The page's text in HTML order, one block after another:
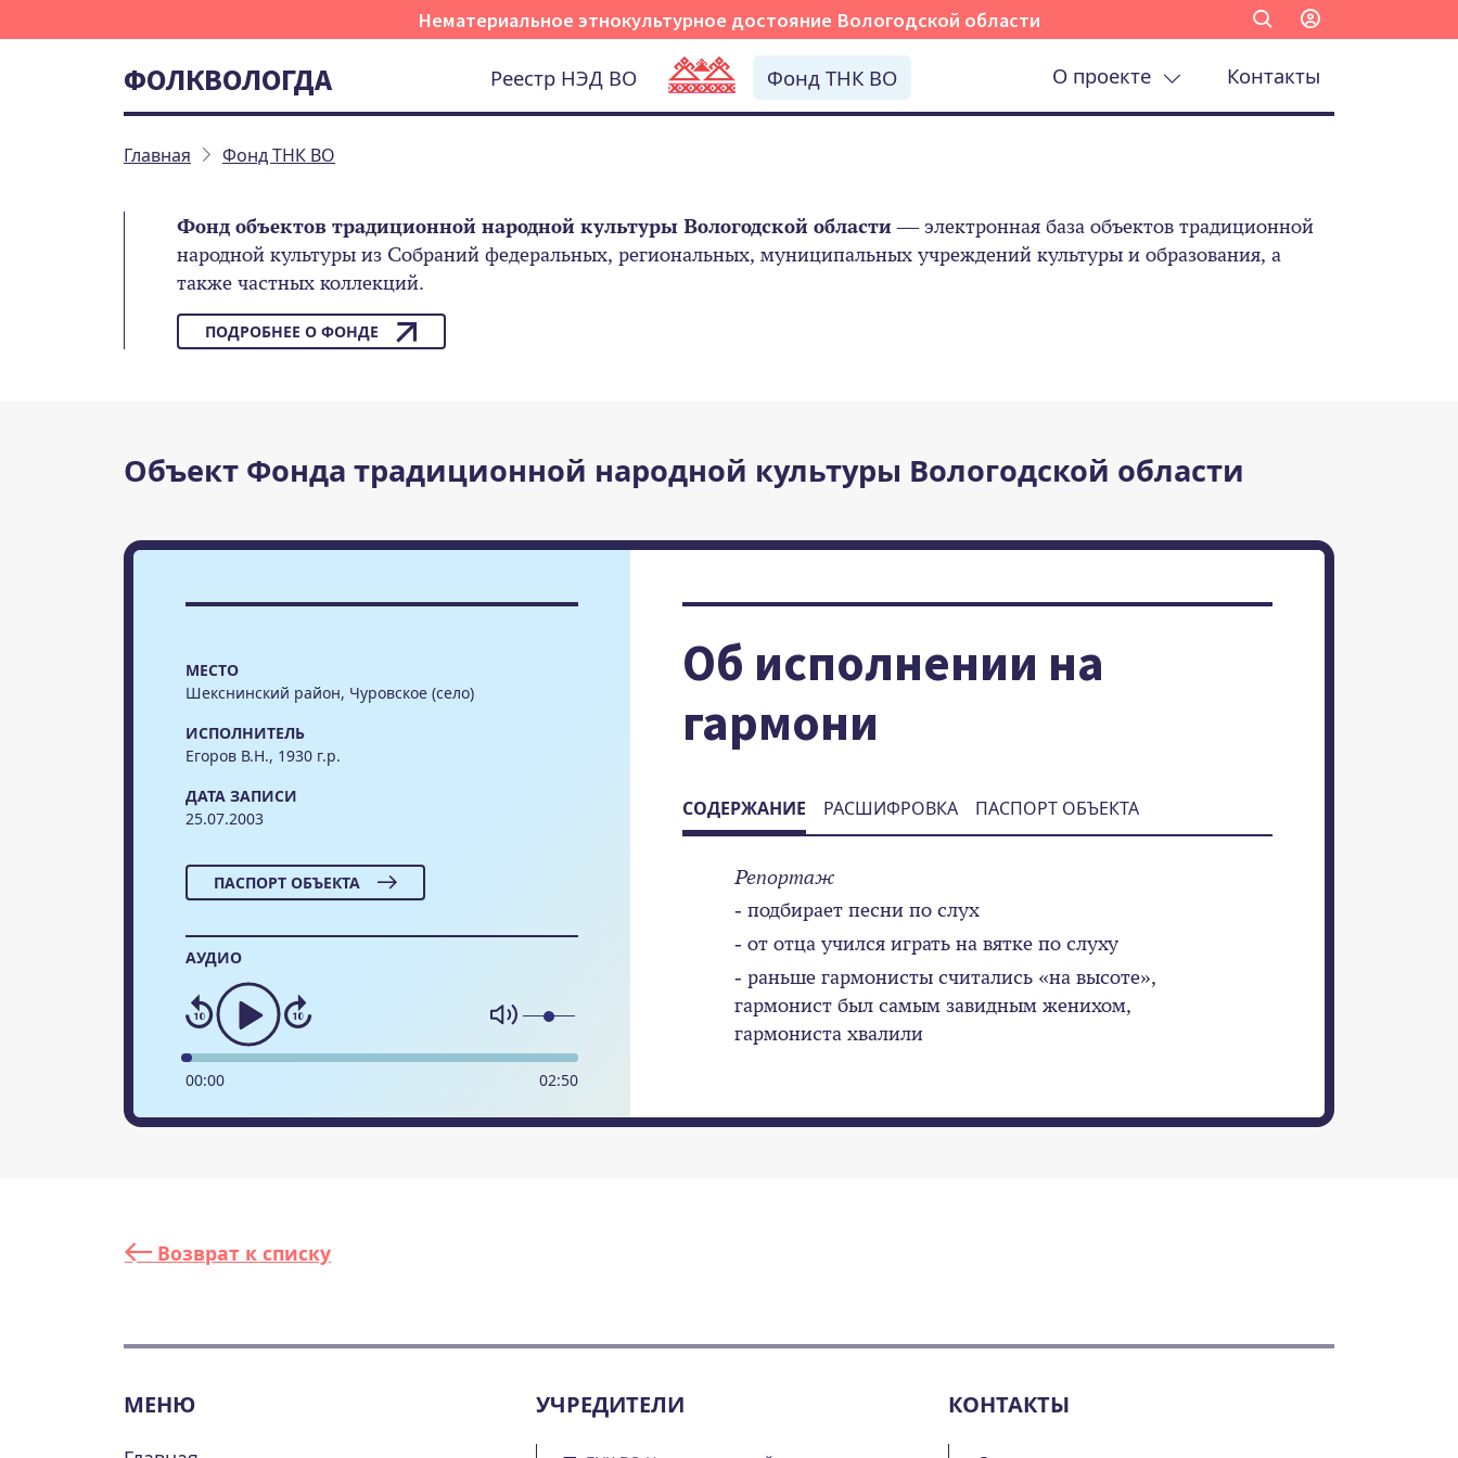
Нематериальное этнокультурное достояние Вологодской области
ФОЛКВОЛОГДА Реестр НЭД ВО Фонд ТНК ВО О проекте Контакты
Главная Фонд ТНК ВО
Фонд объектов традиционной народной культуры Вологодской области— электронная база объектов традиционной
народной культуры из Собраний федеральных, региональных, муниципальных учреждений культуры и образования, а
также частных коллекций.
ПОДРОБНЕЕ О ФОНДЕ
Объект Фонда традиционной народной культуры Вологодской области
МЕСТО
Шекснинский район, Чуровское (село)
ИСПОЛНИТЕЛЬ
Егоров В.Н., 1930 г.р.
ДАТА ЗАПИСИ
25.07.2003
ПАСПОРТ ОБЪЕКТА
АУДИО
00:00 02:50
Об исполнении на
гармони
СОДЕРЖАНИЕ РАСШИФРОВКА ПАСПОРТ ОБЪЕКТА
Репортаж
- подбирает песни по слух
- от отца учился играть на вятке по слуху
- раньше гармонисты считались «на высоте»,
гармонист был самым завидным женихом,
гармониста хвалили
Возврат к списку
МЕНЮ УЧРЕДИТЕЛИ КОНТАКТЫ